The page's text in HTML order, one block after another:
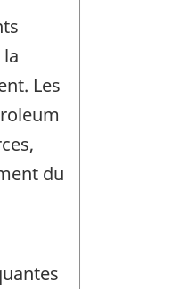
Les
du